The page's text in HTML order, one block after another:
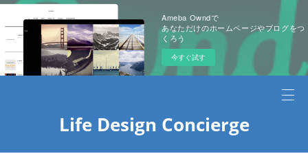
Ameba Owndで
あなただけのホームページやブログをつ
くろう
今すぐ試す
Life Design Concierge